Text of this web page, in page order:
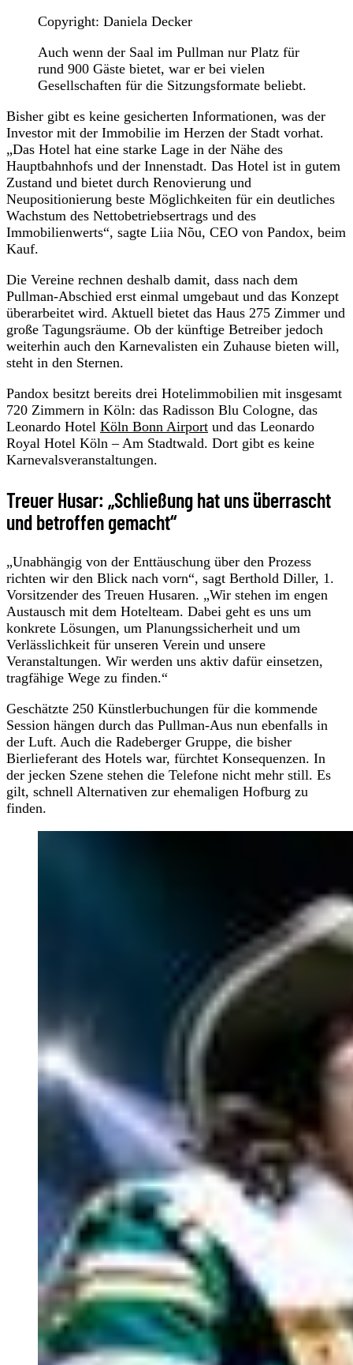
Copyright: Daniela Decker
Auch wenn der Saal im Pullman nur Platz für
rund 900 Gäste bietet, war er bei vielen
Gesellschaften für die Sitzungsformate beliebt.
Bisher gibt es keine gesicherten Informationen, was der
Investor mit der Immobilie im Herzen der Stadt vorhat.
„Das Hotel hat eine starke Lage in der Nähe des
Hauptbahnhofs und der Innenstadt. Das Hotel ist in gutem
Zustand und bietet durch Renovierung und
Neupositionierung beste Möglichkeiten für ein deutliches
Wachstum des Nettobetriebsertrags und des
Immobilienwerts“, sagte Liia Nõu, CEO von Pandox, beim
Kauf.
Die Vereine rechnen deshalb damit, dass nach dem
Pullman-Abschied erst einmal umgebaut und das Konzept
überarbeitet wird. Aktuell bietet das Haus 275 Zimmer und
große Tagungsräume. Ob der künftige Betreiber jedoch
weiterhin auch den Karnevalisten ein Zuhause bieten will,
steht in den Sternen.
Pandox besitzt bereits drei Hotelimmobilien mit insgesamt
720 Zimmern in Köln: das Radisson Blu Cologne, das
Leonardo Hotel Köln Bonn Airport und das Leonardo
Royal Hotel Köln – Am Stadtwald. Dort gibt es keine
Karnevalsveranstaltungen.
Treuer Husar: „Schließung hat uns überrascht
und betroffen gemacht“
„Unabhängig von der Enttäuschung über den Prozess
richten wir den Blick nach vorn“, sagt Berthold Diller, 1.
Vorsitzender des Treuen Husaren. „Wir stehen im engen
Austausch mit dem Hotelteam. Dabei geht es uns um
konkrete Lösungen, um Planungssicherheit und um
Verlässlichkeit für unseren Verein und unsere
Veranstaltungen. Wir werden uns aktiv dafür einsetzen,
tragfähige Wege zu finden.“
Geschätzte 250 Künstlerbuchungen für die kommende
Session hängen durch das Pullman-Aus nun ebenfalls in
der Luft. Auch die Radeberger Gruppe, die bisher
Bierlieferant des Hotels war, fürchtet Konsequenzen. In
der jecken Szene stehen die Telefone nicht mehr still. Es
gilt, schnell Alternativen zur ehemaligen Hofburg zu
finden.